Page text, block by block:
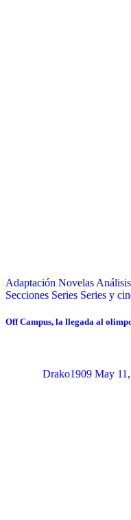
Adaptación Novelas
Secciones Series Series y
Off Campus, la llegada al
Drako1909 May